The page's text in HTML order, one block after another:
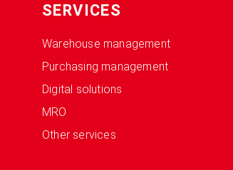
SERVICES
Warehouse management
Purchasing management
Digital solutions
MRO
Other services